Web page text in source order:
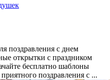
поздравления с днем
открытки с праздником
бесплатно шаблоны
поздравления с ...